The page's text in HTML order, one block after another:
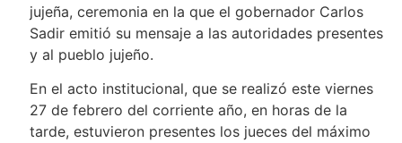
jujeña, ceremonia en la que el gobernador Carlos
Sadir emitió su mensaje a las autoridades presentes
y al pueblo jujeño.
En el acto institucional, que se realizó este viernes
27 de febrero del corriente año, en horas de la
tarde, estuvieron presentes los jueces del máximo